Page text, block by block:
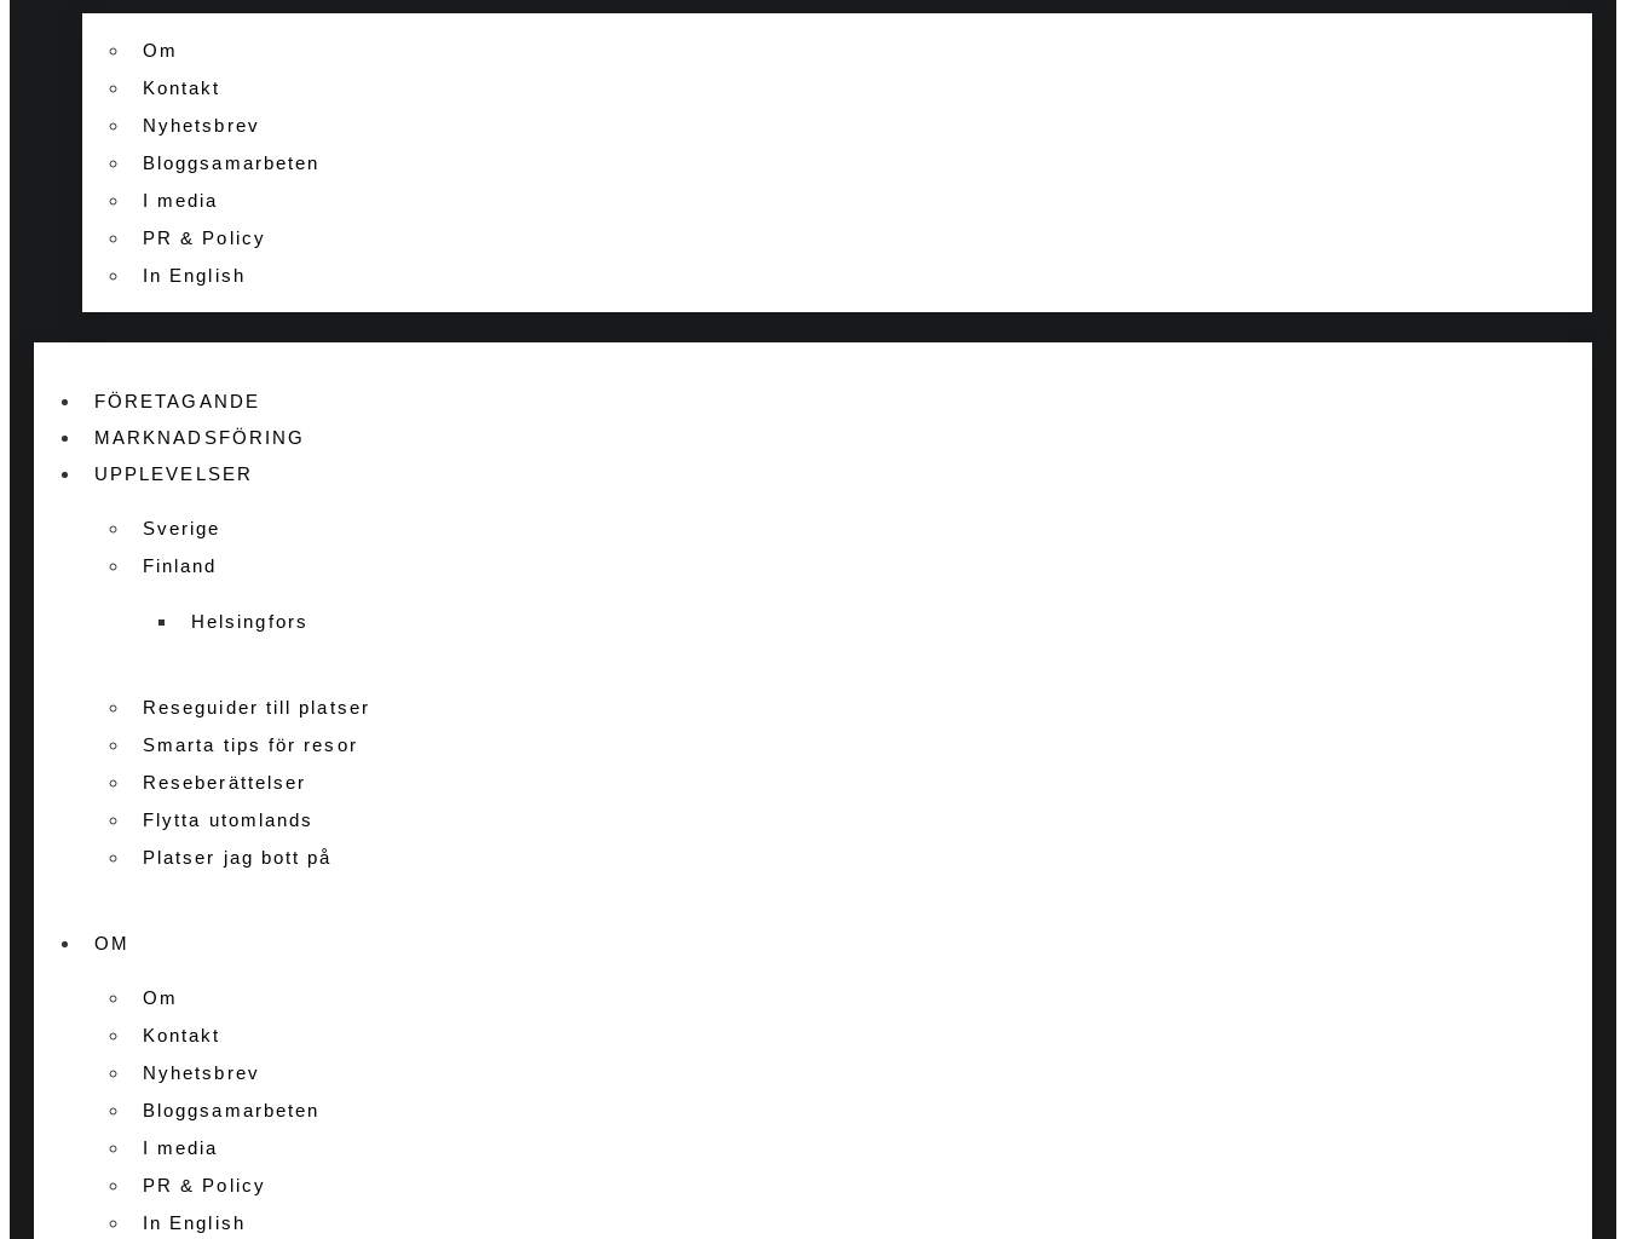
Om
Kontakt
Nyhetsbrev
Bloggsamarbeten
I media
PR & Policy
In English
FÖRETAGANDE
MARKNADSFÖRING
UPPLEVELSER
Sverige
Finland
Helsingfors
Reseguider till platser
Smarta tips för resor
Reseberättelser
Flytta utomlands
Platser jag bott på
OM
Om
Kontakt
Nyhetsbrev
Bloggsamarbeten
I media
PR & Policy
In English